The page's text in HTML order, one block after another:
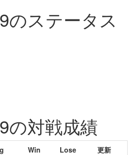
のステータス
の対戦成績
Win Lose 更新